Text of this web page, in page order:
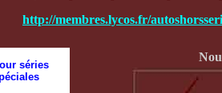
http://membres.lycos.fr/
séries